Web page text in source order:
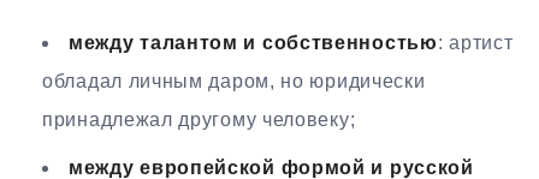
между талантом и собственностью: артист
обладал личным даром, но юридически
принадлежал другому человеку;
между европейской формой и русской